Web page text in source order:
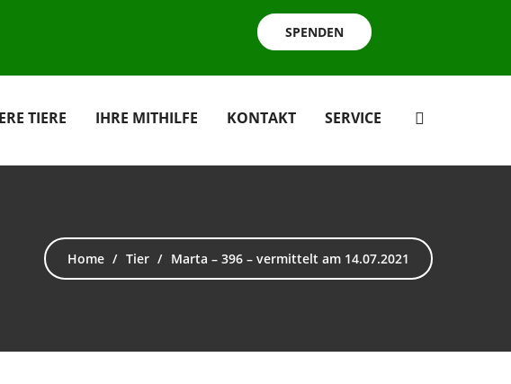
SPENDEN
TIERE IHRE MITHILFE KONTAKT SERVICE
Home Tier Marta – 396 – vermittelt am 14.07.2021